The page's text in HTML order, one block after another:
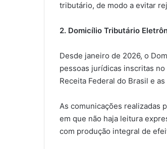
tributário, de modo a evitar
2. Domicílio Tributário
Desde janeiro de 2026, o
pessoas jurídicas inscritas
Receita Federal do Brasil e
As comunicações realizadas
em que não haja leitura
com produção integral de